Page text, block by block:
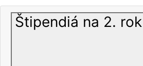
Štipendiá na 2.